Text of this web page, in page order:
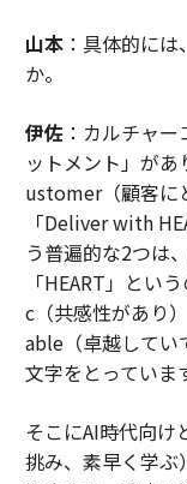
山本：具体的には
か。
伊佐：カルチャー
ットメント」が
ustomer（顧客に
「Deliver with
う普遍的な2つは
「HEART」とい
c（共感性があり
able（卓越してい
文字をとっていま
そこにAI時代向け
挑み、素早く学